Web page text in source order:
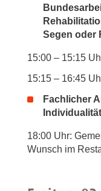
Segen oder
15:00 – 15:15
15:15 – 16:45
Fachlicher
Individualität
18:00 Uhr:
Wunsch im